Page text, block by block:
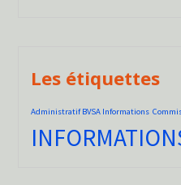
Les étiquettes
Administratif BVSA Informations